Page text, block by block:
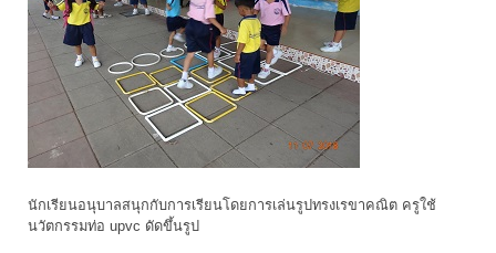
นักเรียนอนุบาลสนุกกับการเรียนโดยการเล่นรูปทรงเรขาคณิต ครูใช้
นวัตกรรมท่อ upvc ดัดขึ้นรูป